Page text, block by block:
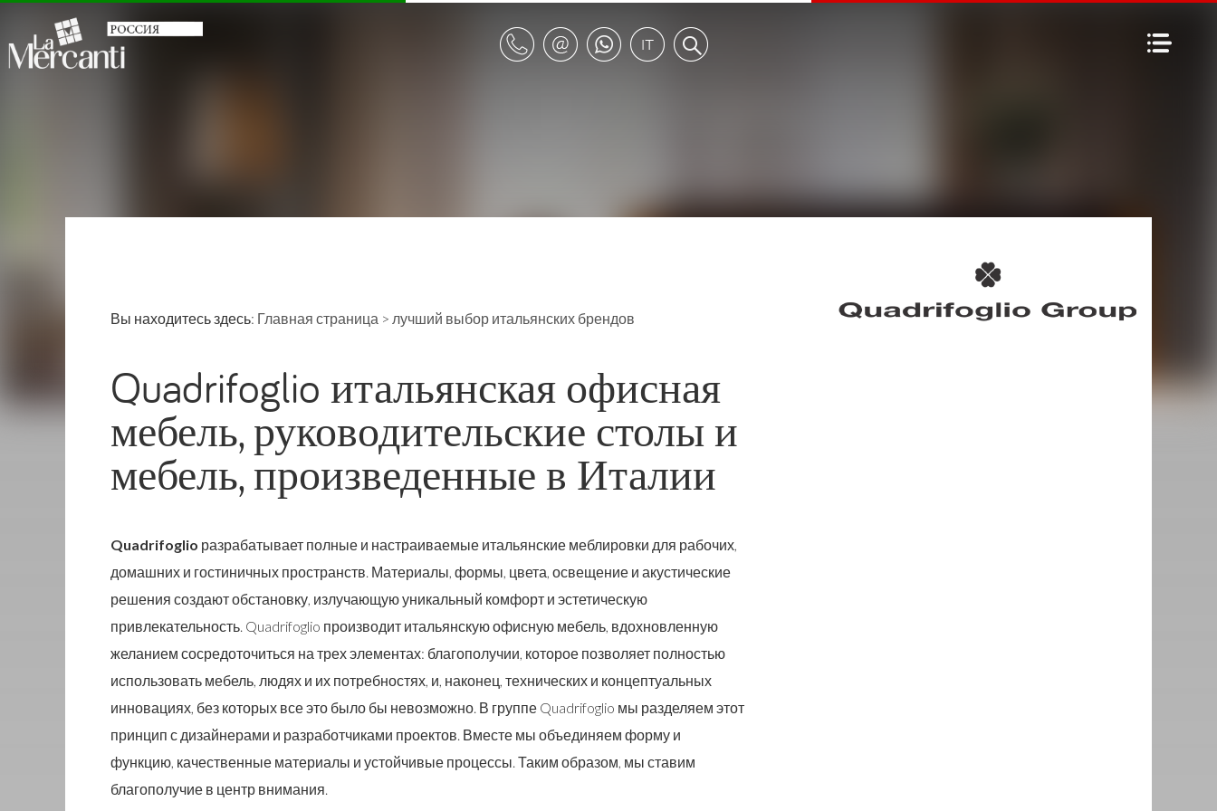
Вы находитесь здесь: Главная страница > лучший выбор итальянских брендов
Quadrifoglio итальянская офисная
мебель, руководительские столы и
мебель, произведенные в Италии
Quadrifoglio разрабатывает полные и настраиваемые итальянские меблировки для рабочих,
домашних и гостиничных пространств. Материалы, формы, цвета, освещение и акустические
решения создают обстановку, излучающую уникальный комфорт и эстетическую
привлекательность. Quadrifoglio производит итальянскую офисную мебель, вдохновленную
желанием сосредоточиться на трех элементах: благополучии, которое позволяет полностью
использовать мебель, людях и их потребностях, и, наконец, технических и концептуальных
инновациях, без которых все это было бы невозможно. В группе Quadrifoglio мы разделяем этот
принцип с дизайнерами и разработчиками проектов. Вместе мы объединяем форму и
функцию, качественные материалы и устойчивые процессы. Таким образом, мы ставим
благополучие в центр внимания.